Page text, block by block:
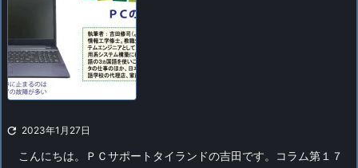
 2023年1月27日
こんにちは。ＰＣサポートタイランドの吉田です。
コラム第１７